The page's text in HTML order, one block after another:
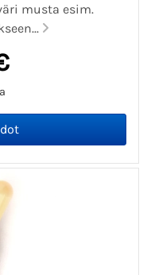
musta esim.